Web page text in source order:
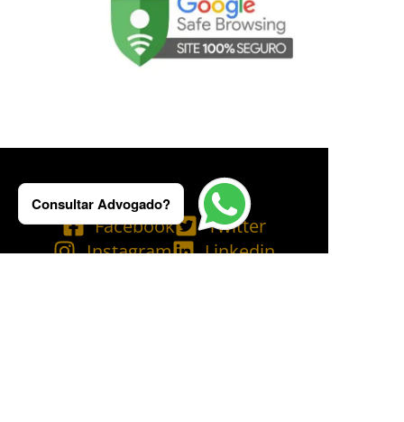
Facebook
Twitter
Instagram
Linkedin
Consultar Advogado?